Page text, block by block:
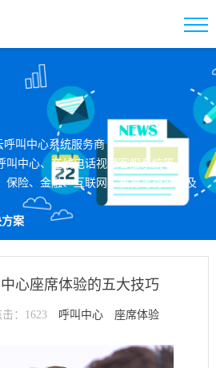
呼叫中心系统服务商
叫中心、在线电话视频客服系统等
保险、金融、互联网、教育等行业以及
案
心座席体验的五大技巧
击：1623 呼叫中心 座席体验